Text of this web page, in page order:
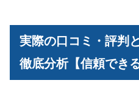
実際の口コミ・評判
徹底分析【信頼でき